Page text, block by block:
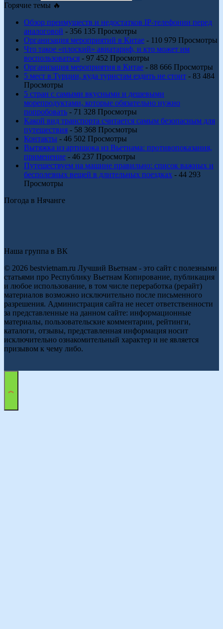
Горячие темы 🔥
Обзор преимуществ и недостатков IP-телефонии перед
аналоговой - 356 135 Просмотры
Организация мероприятий в Китае - 110 979 Просмотры
Что такое «плоский» авиатариф, и кто может им
воспользоваться - 97 452 Просмотры
Организация мероприятия в Китае - 88 666 Просмотры
5 мест в Турции, куда туристам ездить не стоит - 83 484
Просмотры
5 стран с самыми вкусными и дешевыми
морепродуктами, которые обязательно нужно
попробовать - 71 328 Просмотры
Какой вид транспорта считается самым безопасным для
путешествия - 58 368 Просмотры
Контакты - 46 502 Просмотры
Вытяжка из артишока из Вьетнама: противопоказания,
применение - 46 237 Просмотры
Путешествуем на машине правильно: список важных и
бесполезных вещей в длительных поездках - 44 293
Просмотры
Погода в Нячанге
Наша группа в ВК
© 2026 bestvietnam.ru Лучший Вьетнам - это сайт с полезными
статьями про Республику Вьетнам Копирование, публикация
и любое использование, в том числе переработка (рерайт)
материалов возможно исключительно после письменного
разрешения. Администрация сайта не несет ответственности
за представленные на данном сайте: информационные
материалы, пользовательские комментарии, рейтинги,
каталоги, отзывы, представленная информация носит
исключительно ознакомительный характер и не является
призывом к чему либо.